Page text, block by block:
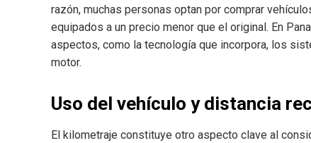
razón, muchas personas optan por comprar
equipados a un precio menor que el original. En
aspectos, como la tecnología que incorpora, los
motor.
Uso del vehículo y distancia
El kilometraje constituye otro aspecto clave al